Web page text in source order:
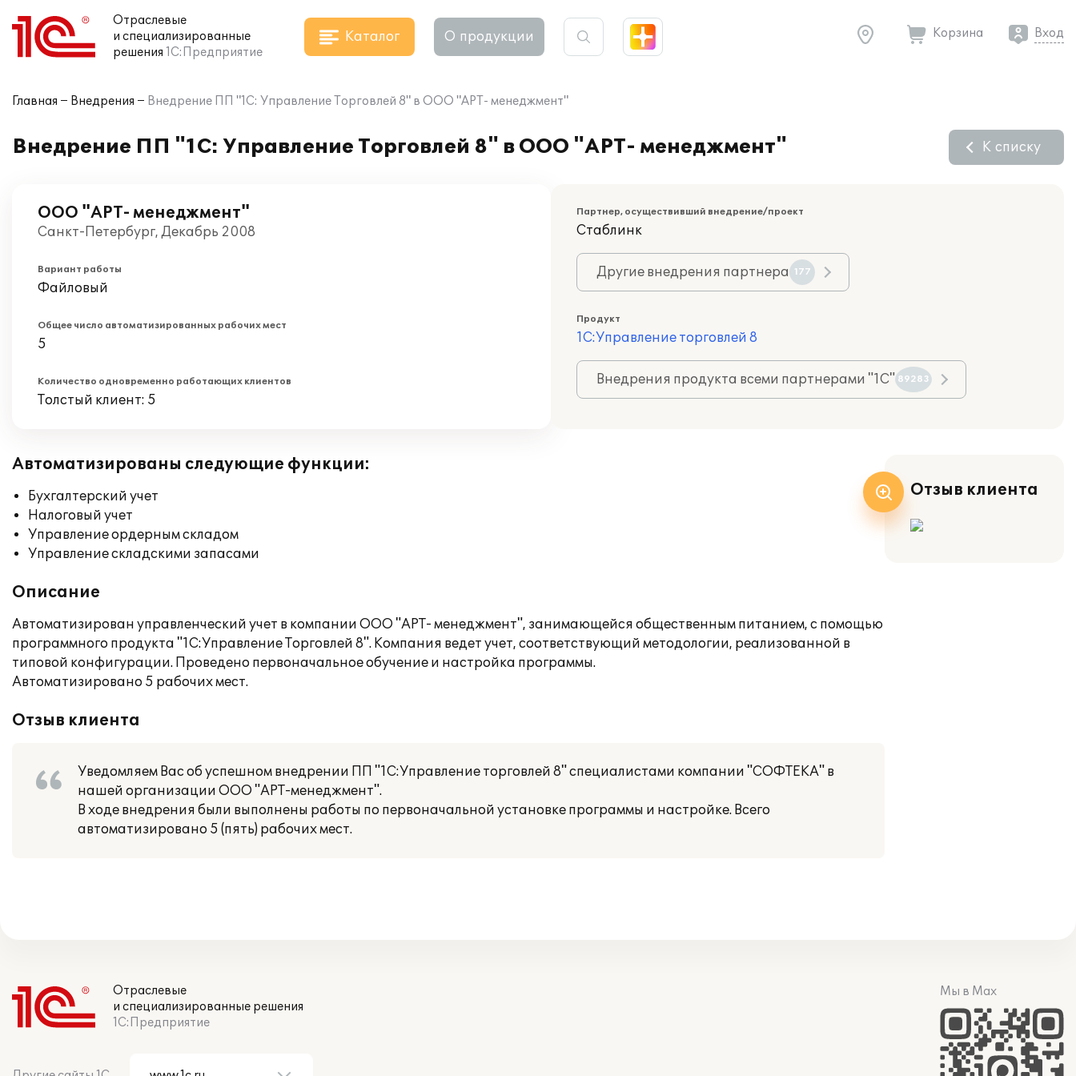
Отраслевые
и специализированные
решения 1С:Предприятие
Каталог О продукции Корзина Вход
Главная Внедрения Внедрение ПП "1С: Управление Торговлей 8" в ООО "АРТ- менеджмент"
Внедрение ПП "1С: Управление Торговлей 8" в ООО "АРТ- менеджмент" К списку
ООО "АРТ- менеджмент"
Санкт-Петербург, Декабрь 2008
Вариант работы
Файловый
Общее число автоматизированных рабочих мест
5
Количество одновременно работающих клиентов
Толстый клиент: 5
Партнер, осуществивший внедрение/проект
Стаблинк
Другие внедрения партнера 177
Продукт
1С:Управление торговлей 8
Внедрения продукта всеми партнерами "1С" 89283
Автоматизированы следующие функции:
Бухгалтерский учет
Налоговый учет
Управление ордерным складом
Управление складскими запасами
Описание
Автоматизирован управленческий учет в компании ООО "АРТ- менеджмент", занимающейся общественным питанием, с помощью
программного продукта "1С:Управление Торговлей 8". Компания ведет учет, соответствующий методологии, реализованной в
типовой конфигурации. Проведено первоначальное обучение и настройка программы.
Автоматизировано 5 рабочих мест.
Отзыв клиента
Уведомляем Вас об успешном внедрении ПП "1С:Управление торговлей 8" специалистами компании "СОФТЕКА" в
нашей организации ООО "АРТ-менеджмент".
В ходе внедрения были выполнены работы по первоначальной установке программы и настройке. Всего
автоматизировано 5 (пять) рабочих мест.
Отзыв клиента
Отраслевые
и специализированные решения
1С:Предприятие
Мы в Max